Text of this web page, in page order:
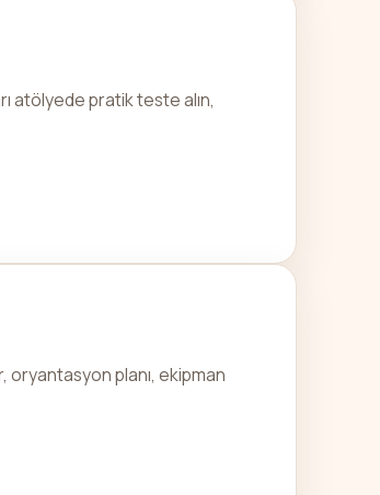
atölyede pratik teste alın,
planı, ekipman